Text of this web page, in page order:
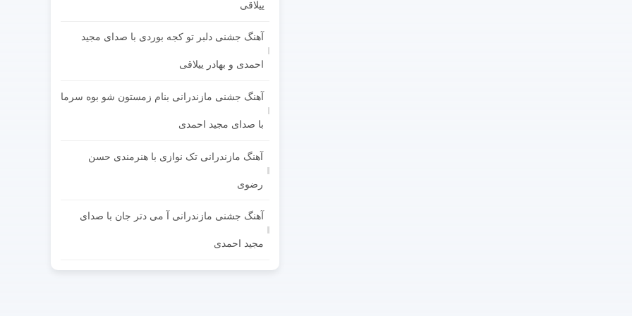
ییلاقی
آهنگ جشنی دلبر تو کجه بوردی با صدای مجید
احمدی و بهادر ییلاقی
آهنگ جشنی مازندرانی بنام زمستون شو بوه سرما
با صدای مجید احمدی
آهنگ مازندرانی تک نوازی با هنرمندی حسن
رضوی
آهنگ جشنی مازندرانی آ می دتر جان با صدای
مجید احمدی